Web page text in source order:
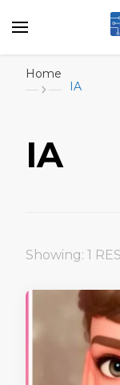
Home
IA
IA
Showing: 1